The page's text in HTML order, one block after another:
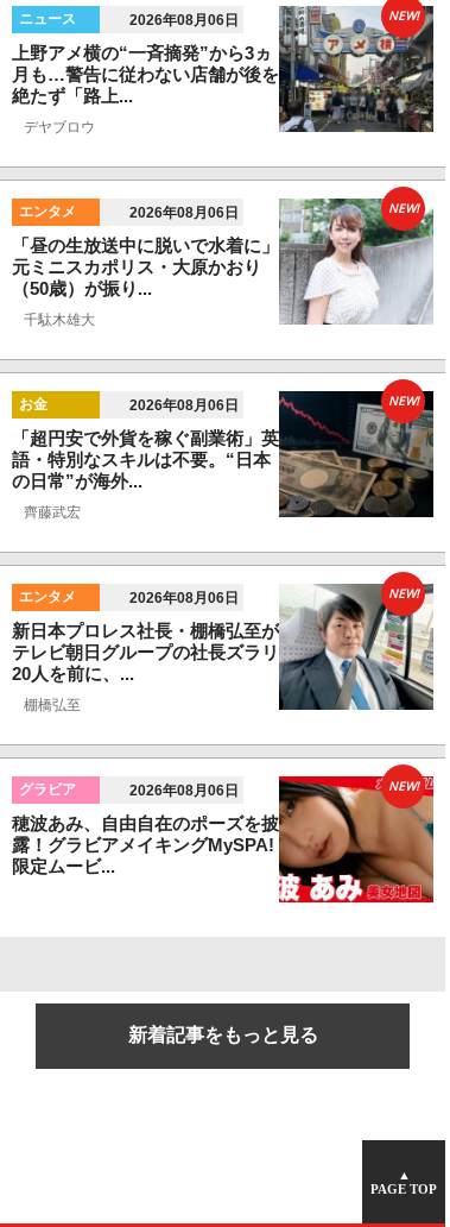
ニュース 2026年08月06日
上野アメ横の“一斉摘発”から3ヵ
月も…警告に従わない店舗が後を
絶たず「路上...
デヤブロウ
NEW!
エンタメ 2026年08月06日
「昼の生放送中に脱いで水着に」
元ミニスカポリス・大原かおり
（50歳）が振り...
千駄木雄大
NEW!
お金 2026年08月06日
「超円安で外貨を稼ぐ副業術」英
語・特別なスキルは不要。“日本
の日常”が海外...
齊藤武宏
NEW!
エンタメ 2026年08月06日
新日本プロレス社長・棚橋弘至が
テレビ朝日グループの社長ズラリ
20人を前に、...
棚橋弘至
NEW!
グラビア 2026年08月06日
穂波あみ、自由自在のポーズを披
露！グラビアメイキングMySPA!
限定ムービ...
NEW!
新着記事をもっと見る
▲
PAGE TOP